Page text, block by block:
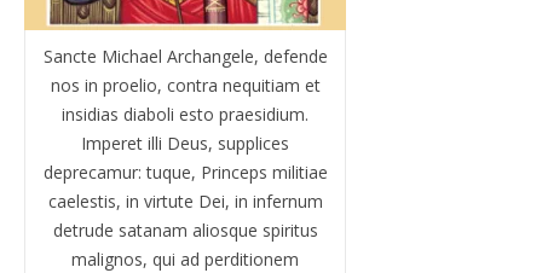
Sancte Michael Archangele, defende
nos in proelio, contra nequitiam et
insidias diaboli esto praesidium.
Imperet illi Deus, supplices
deprecamur: tuque, Princeps militiae
caelestis, in virtute Dei, in infernum
detrude satanam aliosque spiritus
malignos, qui ad perditionem